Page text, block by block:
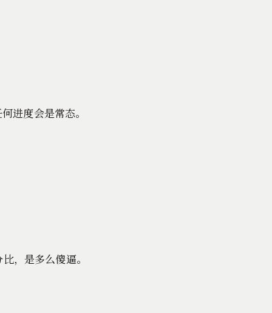
进度会是常态。
，是多么傻逼。